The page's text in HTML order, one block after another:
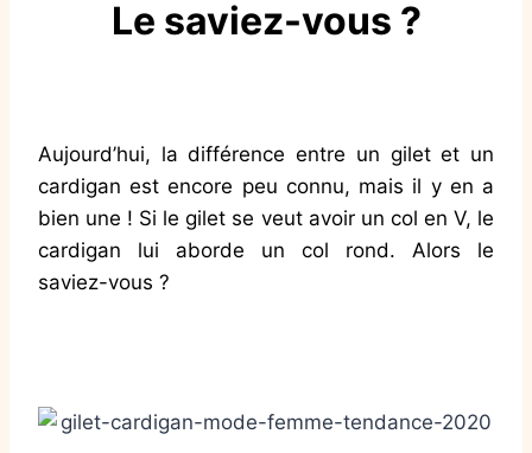
Le saviez-vous ?
Aujourd’hui, la différence entre un gilet et un
cardigan est encore peu connu, mais il y en a
bien une ! Si le gilet se veut avoir un col en V, le
cardigan lui aborde un col rond. Alors le
saviez-vous ?